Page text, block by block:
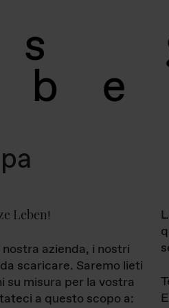
s
b e
Leben!
azienda, i nostri
scaricare. Saremo lieti
misura per la vostra
a questo scopo a: